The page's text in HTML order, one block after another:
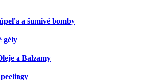
a šumivé bomby
gély
a Balzamy